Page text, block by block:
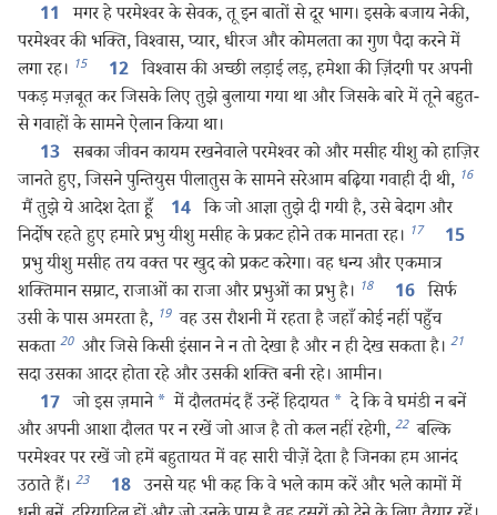
11
मगर हे परमेश्‍वर के सेवक, तू इन बातों से दूर भाग। इसके बजाय नेकी,
परमेश्‍वर की भक्‍ति, विश्‍वास, प्यार, धीरज और कोमलता का गुण पैदा करने में
लगा रह। 15 12 विश्‍वास की अच्छी लड़ाई लड़, हमेशा की ज़िंदगी पर अपनी
पकड़ मज़बूत कर जिसके लिए तुझे बुलाया गया था और जिसके बारे में तूने बहुत-
से गवाहों के सामने ऐलान किया था।
13 सबका जीवन कायम रखनेवाले परमेश्‍वर को और मसीह यीशु को हाज़िर
जानते हुए, जिसने पुन्तियुस पीलातुस के सामने सरेआम बढ़िया गवाही दी थी, 16
मैं तुझे ये आदेश देता हूँ 14 कि जो आज्ञा तुझे दी गयी है, उसे बेदाग और
निर्दोष रहते हुए हमारे प्रभु यीशु मसीह के प्रकट होने तक मानता रह। 17 15
प्रभु यीशु मसीह तय वक्‍त पर खुद को प्रकट करेगा। वह धन्य और एकमात्र
शक्‍तिमान सम्राट, राजाओं का राजा और प्रभुओं का प्रभु है। 18 16 सिर्फ
उसी के पास अमरता है, 19 वह उस रौशनी में रहता है जहाँ कोई नहीं पहुँच
सकता 20 और जिसे किसी इंसान ने न तो देखा है और न ही देख सकता है। 21
सदा उसका आदर होता रहे और उसकी शक्‍ति बनी रहे। आमीन।
17 जो इस ज़माने * में दौलतमंद हैं उन्हें हिदायत * दे कि वे घमंडी न बनें
और अपनी आशा दौलत पर न रखें जो आज है तो कल नहीं रहेगी, 22 बल्कि
परमेश्‍वर पर रखें जो हमें बहुतायत में वह सारी चीज़ें देता है जिनका हम आनंद
उठाते हैं। 23 18 उनसे यह भी कह कि वे भले काम करें और भले कामों में